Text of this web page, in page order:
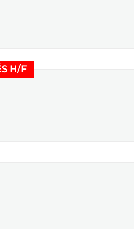
H/F(Nouvelle fenêtre)